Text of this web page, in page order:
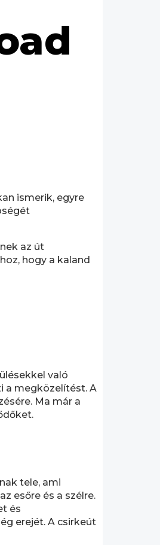
ismerik, egyre
az út
hogy a kaland
való
a megközelítést. A
Ma már a
tele, ami
esőre és a szélre.
és
erejét. A csirkeút